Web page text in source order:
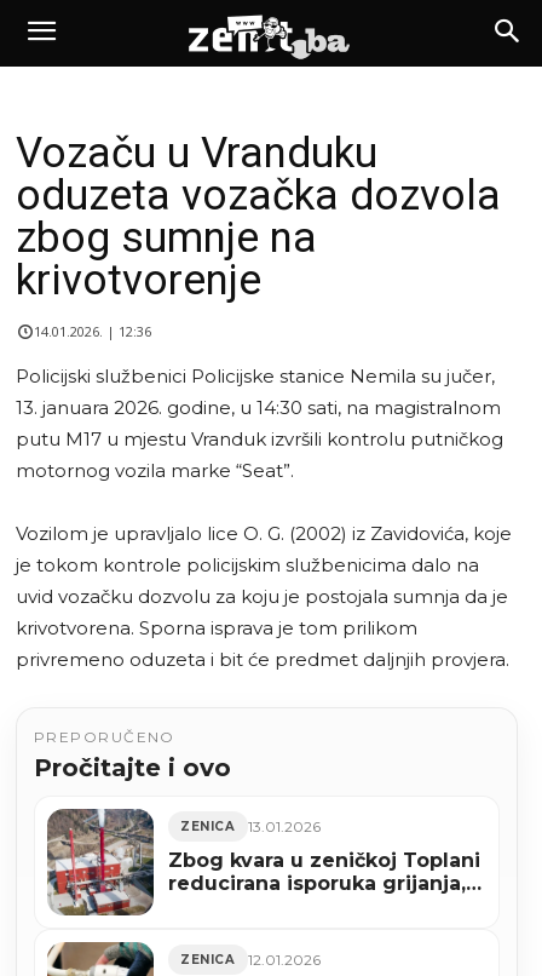
Vozaču u Vranduku
oduzeta vozačka dozvola
zbog sumnje na
krivotvorenje
14.01.2026. | 12:36
Policijski službenici Policijske stanice Nemila su jučer,
13. januara 2026. godine, u 14:30 sati, na magistralnom
putu M17 u mjestu Vranduk izvršili kontrolu putničkog
motornog vozila marke “Seat”.
Vozilom je upravljalo lice O. G. (2002) iz Zavidovića, koje
je tokom kontrole policijskim službenicima dalo na
uvid vozačku dozvolu za koju je postojala sumnja da je
krivotvorena. Sporna isprava je tom prilikom
privremeno oduzeta i bit će predmet daljnjih provjera.
PREPORUČENO
Pročitajte i ovo
ZENICA 13.01.2026
Zbog kvara u zeničkoj Toplani
reducirana isporuka grijanja,
ZENICA 12.01.2026